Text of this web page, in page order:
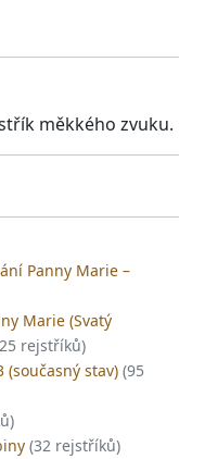
měkkého zvuku.
Panny Marie –
Marie (Svatý
rejstříků)
(současný stav) (95
(32 rejstříků)